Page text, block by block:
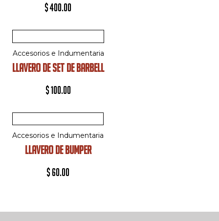
$400.00
Accesorios e Indumentaria
LLAVERO DE SET DE BARBELL
$100.00
Accesorios e Indumentaria
LLAVERO DE BUMPER
$60.00